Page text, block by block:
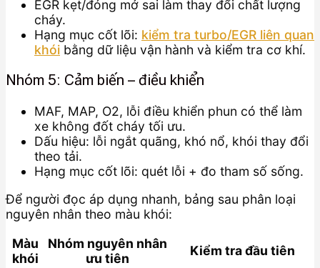
EGR kẹt/đóng mở sai làm thay đổi chất lượng
cháy.
Hạng mục cốt lõi: kiểm tra turbo/EGR liên quan
khói bằng dữ liệu vận hành và kiểm tra cơ khí.
Nhóm 5: Cảm biến – điều khiển
MAF, MAP, O2, lỗi điều khiển phun có thể làm
xe không đốt cháy tối ưu.
Dấu hiệu: lỗi ngắt quãng, khó nổ, khói thay đổi
theo tải.
Hạng mục cốt lõi: quét lỗi + đo tham số sống.
Để người đọc áp dụng nhanh, bảng sau phân loại
nguyên nhân theo màu khói:
Màu
khói
Nhóm nguyên nhân
ưu tiên
Kiểm tra đầu tiên